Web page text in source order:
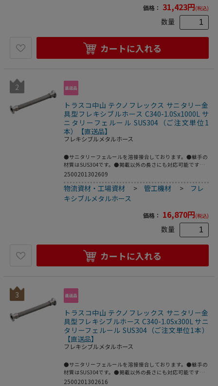
価格： 31,423円(税込)
数量
カートに入れる
2
トラスコ中山 テクノフレックス サニタリー金
具型フレキシブルホース C340-1.0Sx1000L サ
ニタリーフェルール SUS304（ご注文単位1
本）【直送品】
フレキシブルメタルホース
●サニタリーフェルールを溶接接合しております。●継手の
材質はSUS304です。●掲載以外の長さにも対応可能です。
●配管の心合わせに。●繰返し発生する機械的変位の吸収
1.0S●全長(mm)：1000●フェルールサイズ：1.0S●最高使
用圧力(MPa)：1.0●使用温度範囲(℃)：80●接続方式：サニ
タリーフェルール●適合流体：水、油、空気、ガス、等(腐
食性流体を除く)●最高使用圧力：1MPa●使用温度範囲：0
～80℃●接続：サニタリーフェルール●フレキ部：ステン
レス(SUS304)●継手部：ステンレス(SUS304)
2500201302609
物流資材・工場資材 >管工機材 > フレ
キシブルメタルホース
価格： 16,870円(税込)
数量
カートに入れる
3
トラスコ中山 テクノフレックス サニタリー金
具型フレキシブルホース C340-1.0Sx300L サニ
タリーフェルール SUS304（ご注文単位1本）
【直送品】
フレキシブルメタルホース
●サニタリーフェルールを溶接接合しております。●継手の
材質はSUS304です。●掲載以外の長さにも対応可能です。
●配管の心合わせに。●繰返し発生する機械的変位の吸収
2500201302616